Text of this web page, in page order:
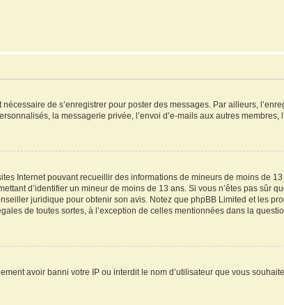
de s’enregistrer pour poster des messages. Par ailleurs,
la messagerie privée, l’envoi d’e-mails aux autres membres,
Internet pouvant recueillir des informations de mineurs de moins de
d’identifier un mineur de moins de 13 ans. Si vous n’êtes pas sûr
juridique pour obtenir son avis. Notez que phpBB Limited et les
de toutes sortes, à l’exception de celles mentionnées dans la
avoir banni votre IP ou interdit le nom d’utilisateur que vous